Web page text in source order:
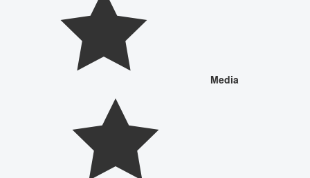
Media